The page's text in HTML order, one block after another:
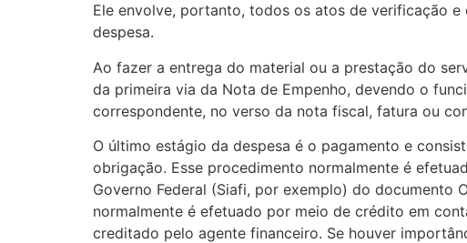
Ele envolve, portanto, todos os atos de verificação
despesa.
Ao fazer a entrega do material ou a prestação do
da primeira via da Nota de Empenho, devendo o
correspondente, no verso da nota fiscal, fatura ou
O último estágio da despesa é o pagamento e
obrigação. Esse procedimento normalmente é
Governo Federal (Siafi, por exemplo) do documento
normalmente é efetuado por meio de crédito em
creditado pelo agente financeiro. Se houver